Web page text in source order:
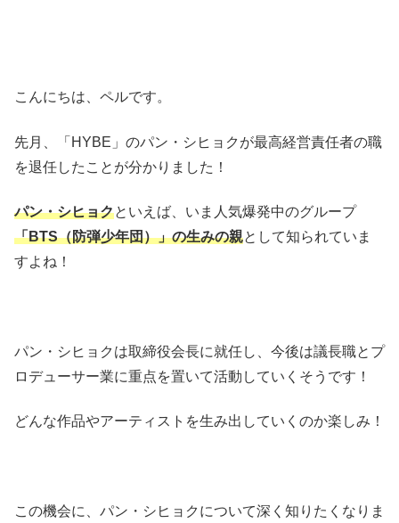
こんにちは、ペルです。
先月、「 HYBE 」のパン・シヒョクが最高経営責任者の職
を退任したことが分かりました！
パン・シヒョクといえば、いま人気爆発中のグループ
「BTS（防弾少年団）」の生みの親として知られていま
すよね！
パン・シヒョクは取締役会長に就任し、今後は議長職とプ
ロデューサー業に重点を置いて活動していくそうです！
どんな作品やアーティストを生み出していくのか楽しみ！
この機会に、パン・シヒョクについて深く知りたくなりま